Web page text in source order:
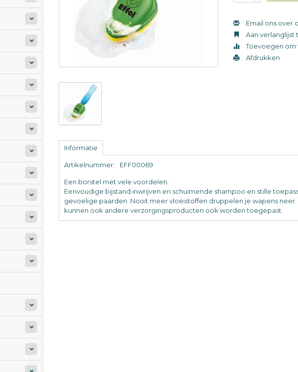
Email ons over
Aan
Toevoegen om
Afdrukken
Informatie
Artikelnummer: EFF00069
Een borstel met vele voordelen.
Eenvoudige bijstand inwrijven en schuimende shampoo en stille
gevoelige paarden. Nooit meer vloeistoffen druppelen je wapens
kunnen ook andere verzorgingsproducten ook worden toegepast.